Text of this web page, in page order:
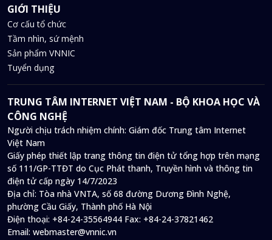
GIỚI THIỆU
Cơ cấu tổ chức
Tầm nhìn, sứ mệnh
Sản phẩm VNNIC
Tuyển dụng
TRUNG TÂM INTERNET VIỆT NAM - BỘ KHOA HỌC VÀ
CÔNG NGHỆ
Người chịu trách nhiệm chính: Giám đốc Trung tâm Internet
Việt Nam
Giấy phép thiết lập trang thông tin điện tử tổng hợp trên mạng
số 111/GP-TTĐT do Cục Phát thanh, Truyền hình và thông tin
điện tử cấp ngày 14/7/2023
Địa chỉ: Tòa nhà VNTA, số 68 đường Dương Đình Nghệ,
phường Cầu Giấy, Thành phố Hà Nội
Điện thoại: +84-24-35564944 Fax: +84-24-37821462
Email: webmaster@vnnic.vn